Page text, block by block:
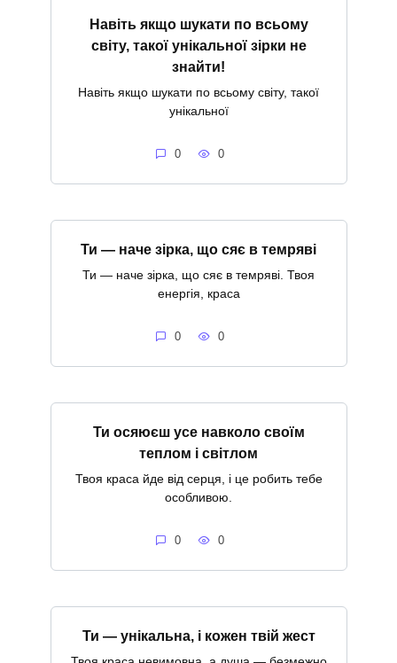
Навіть якщо шукати по всьому
світу, такої унікальної зірки не
знайти!
Навіть якщо шукати по всьому світу, такої
унікальної
0 0
Ти — наче зірка, що сяє в темряві
Ти — наче зірка, що сяє в темряві. Твоя
енергія, краса
0 0
Ти осяюєш усе навколо своїм
теплом і світлом
Твоя краса йде від серця, і це робить тебе
особливою.
0 0
Ти — унікальна, і кожен твій жест